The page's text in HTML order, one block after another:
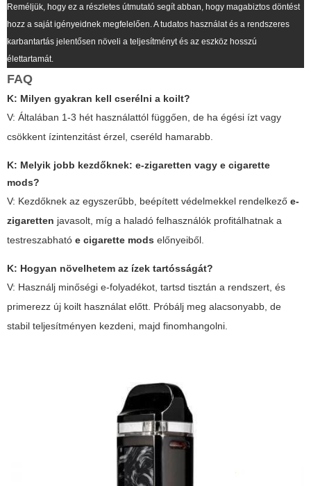
Reméljük, hogy ez a részletes útmutató segít abban, hogy magabiztos döntést
hozz a saját igényeidnek megfelelően. A tudatos használat és a rendszeres
karbantartás jelentősen növeli a teljesítményt és az eszköz hosszú
élettartamát.
FAQ
K: Milyen gyakran kell cserélni a koilt?
V: Általában 1-3 hét használattól függően, de ha égési ízt vagy
csökkent ízintenzitást érzel, cseréld hamarabb.
K: Melyik jobb kezdőknek: e-zigaretten vagy e cigarette
mods?
V: Kezdőknek az egyszerűbb, beépített védelmekkel rendelkező e-
zigaretten javasolt, míg a haladó felhasználók profitálhatnak a
testreszabható e cigarette mods előnyeiből.
K: Hogyan növelhetem az ízek tartósságát?
V: Használj minőségi e-folyadékot, tartsd tisztán a rendszert, és
primerezz új koilt használat előtt. Próbálj meg alacsonyabb, de
stabil teljesítményen kezdeni, majd finomhangolni.